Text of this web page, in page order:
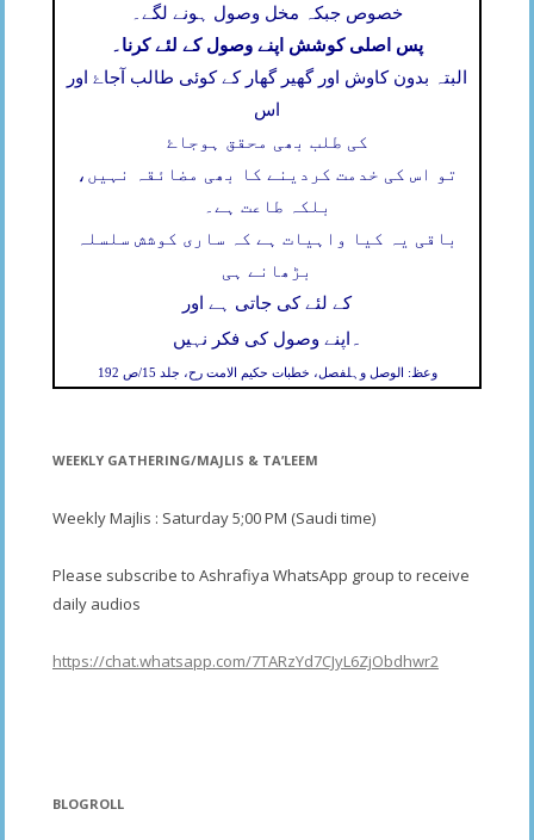
خصوص جبکہ مخل وصول ہونے لگے۔
پس اصلی کوشش اپنے وصول کے لئے کرنا۔
البتہ بدون کاوش اور گھیر گھار کے کوئی طالب آجاۓ اور
اس
کی طلب بھی محقق ہوجاۓ
تو اس کی خدمت کردینے کا بھی مضائقہ نہیں،
بلکہ طاعت ہے۔
باقی یہ کیا واہیات ہے کہ ساری کوشش سلسلہ
بڑھانے ہی
کے لئے کی جاتی ہے اور
اپنے وصول کی فکر نہیں ۔
وعظ: الوصل وہلفصل، خطبات حکیم الامت رح، جلد 15/ص 192
WEEKLY GATHERING/MAJLIS & TA’LEEM
Weekly Majlis : Saturday 5;00 PM (Saudi time)
Please subscribe to Ashrafiya WhatsApp group to receive
daily audios
https://chat.whatsapp.com/7TARzYd7CJyL6ZjObdhwr2
BLOGROLL